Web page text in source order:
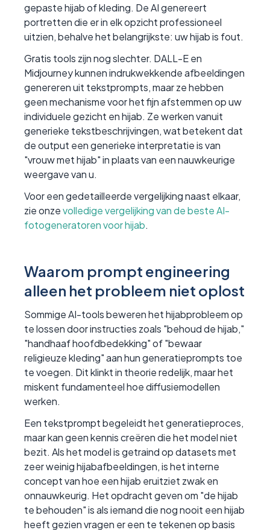
gepaste hijab of kleding. De AI genereert
portretten die er in elk opzicht professioneel
uitzien, behalve het belangrijkste: uw hijab is fout.
Gratis tools zijn nog slechter. DALL-E en
Midjourney kunnen indrukwekkende afbeeldingen
genereren uit tekstprompts, maar ze hebben
geen mechanisme voor het fijn afstemmen op uw
individuele gezicht en hijab. Ze werken vanuit
generieke tekstbeschrijvingen, wat betekent dat
de output een generieke interpretatie is van
"vrouw met hijab" in plaats van een nauwkeurige
weergave van u.
Voor een gedetailleerde vergelijking naast elkaar,
zie onzevolledige vergelijking van de beste AI-
fotogeneratoren voor hijab.
Waarom prompt engineering
alleen het probleem niet oplost
Sommige AI-tools beweren het hijabprobleem op
te lossen door instructies zoals "behoud de hijab,"
"handhaaf hoofdbedekking" of "bewaar
religieuze kleding" aan hun generatieprompts toe
te voegen. Dit klinkt in theorie redelijk, maar het
miskent fundamenteel hoe diffusiemodellen
werken.
Een tekstprompt begeleidt het generatieproces,
maar kan geen kennis creëren die het model niet
bezit. Als het model is getraind op datasets met
zeer weinig hijabafbeeldingen, is het interne
concept van hoe een hijab eruitziet zwak en
onnauwkeurig. Het opdracht geven om "de hijab
te behouden" is als iemand die nog nooit een hijab
heeft gezien vragen er een te tekenen op basis